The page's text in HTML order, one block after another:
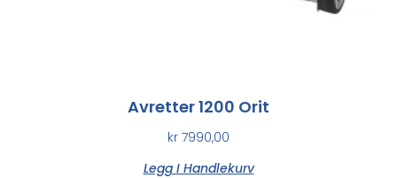
Avretter 1200 Orit
kr 7990,00
Legg I Handlekurv